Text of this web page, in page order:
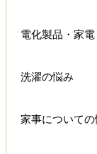
電化製品・家電
洗濯の悩み
家事についての